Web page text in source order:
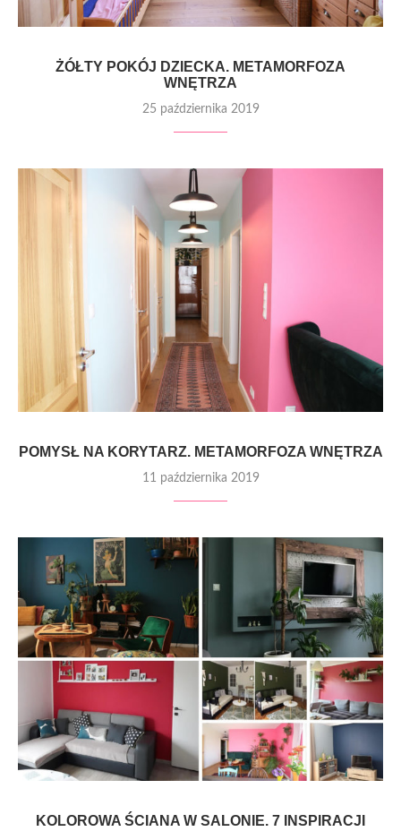
ŻÓŁTY POKÓJ DZIECKA. METAMORFOZA
WNĘTRZA
25 października 2019
POMYSŁ NA KORYTARZ. METAMORFOZA WNĘTRZA
11 października 2019
KOLOROWA ŚCIANA W SALONIE. 7 INSPIRACJI